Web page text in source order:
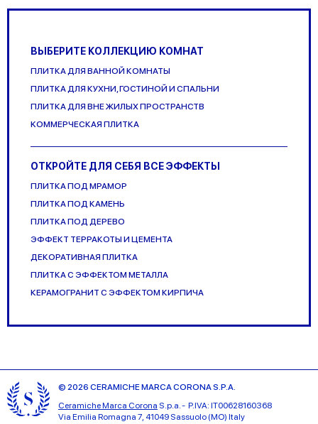
ВЫБЕРИТЕ КОЛЛЕКЦИЮ КОМНАТ
ПЛИТКА ДЛЯ ВАННОЙ КОМНАТЫ
ПЛИТКА ДЛЯ КУХНИ, ГОСТИНОЙ И СПАЛЬНИ
ПЛИТКА ДЛЯ ВНЕ ЖИЛЫХ ПРОСТРАНСТВ
KОММЕРЧЕСКАЯ ПЛИТКА
ОТКРОЙТЕ ДЛЯ СЕБЯ ВСЕ ЭФФЕКТЫ
ПЛИТКА ПОД МРАМОР
ПЛИТКА ПОД КАМЕНЬ
ПЛИТКА ПОД ДЕРЕВО
ЭФФЕКТ ТЕРРАКОТЫ И ЦЕМЕНТА
ДЕКОРАТИВНАЯ ПЛИТКА
ПЛИТКА С ЭФФЕКТОМ МЕТАЛЛА
КЕРАМОГРАНИТ С ЭФФЕКТОМ КИРПИЧА
© 2026 CERAMICHE MARCA CORONA S.P.A.
Ceramiche Marca Corona S.p.a. - P.IVA: IT00628160368
Via Emilia Romagna 7, 41049 Sassuolo (MO) Italy